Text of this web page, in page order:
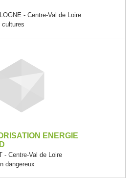
- Centre-Val de Loire
ENERGIE
- Centre-Val de Loire
dangereux